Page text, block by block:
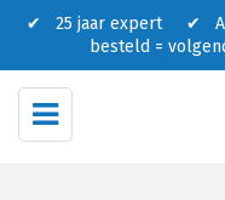
✔ 25 jaar expert ✔
besteld =